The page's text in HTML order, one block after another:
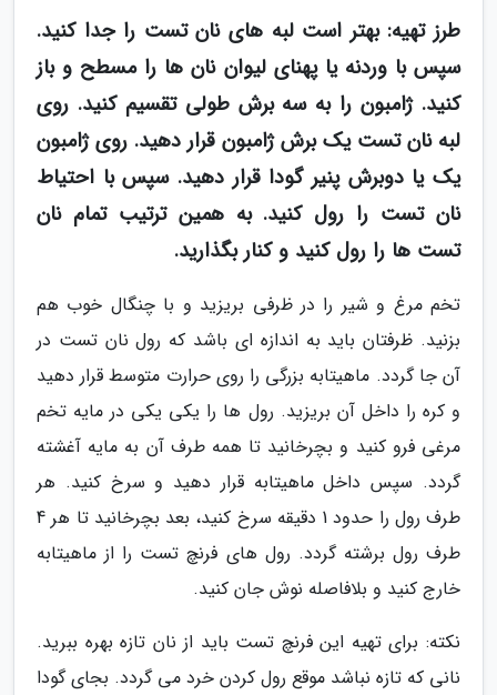
طرز تهیه: بهتر است لبه های نان تست را جدا کنید.
سپس با وردنه یا پهنای لیوان نان ها را مسطح و باز
کنید. ژامبون را به سه برش طولی تقسیم کنید. روی
لبه نان تست یک برش ژامبون قرار دهید. روی ژامبون
یک یا دوبرش پنیر گودا قرار دهید. سپس با احتیاط
نان تست را رول کنید. به همین ترتیب تمام نان
تست ها را رول کنید و کنار بگذارید.
تخم مرغ و شیر را در ظرفی بریزید و با چنگال خوب هم
بزنید. ظرفتان باید به اندازه ای باشد که رول نان تست در
آن جا گردد. ماهیتابه بزرگی را روی حرارت متوسط قرار دهید
و کره را داخل آن بریزید. رول ها را یکی یکی در مایه تخم
مرغی فرو کنید و بچرخانید تا همه طرف آن به مایه آغشته
گردد. سپس داخل ماهیتابه قرار دهید و سرخ کنید. هر
طرف رول را حدود 1 دقیقه سرخ کنید، بعد بچرخانید تا هر 4
طرف رول برشته گردد. رول های فرنچ تست را از ماهیتابه
خارج کنید و بلافاصله نوش جان کنید.
نکته: برای تهیه این فرنچ تست باید از نان تازه بهره ببرید.
نانی که تازه نباشد موقع رول کردن خرد می گردد. بجای گودا